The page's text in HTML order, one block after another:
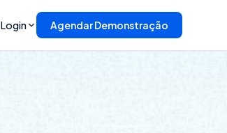
Login Agendar Demonstração